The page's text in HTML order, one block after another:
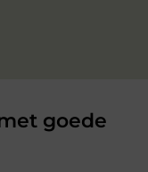
goede